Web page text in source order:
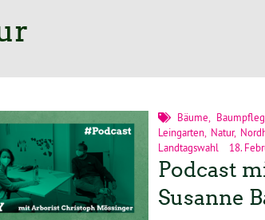
Bäume
Leingarten, Natur,
Landtagswahl
18.
Podcast
Susanne